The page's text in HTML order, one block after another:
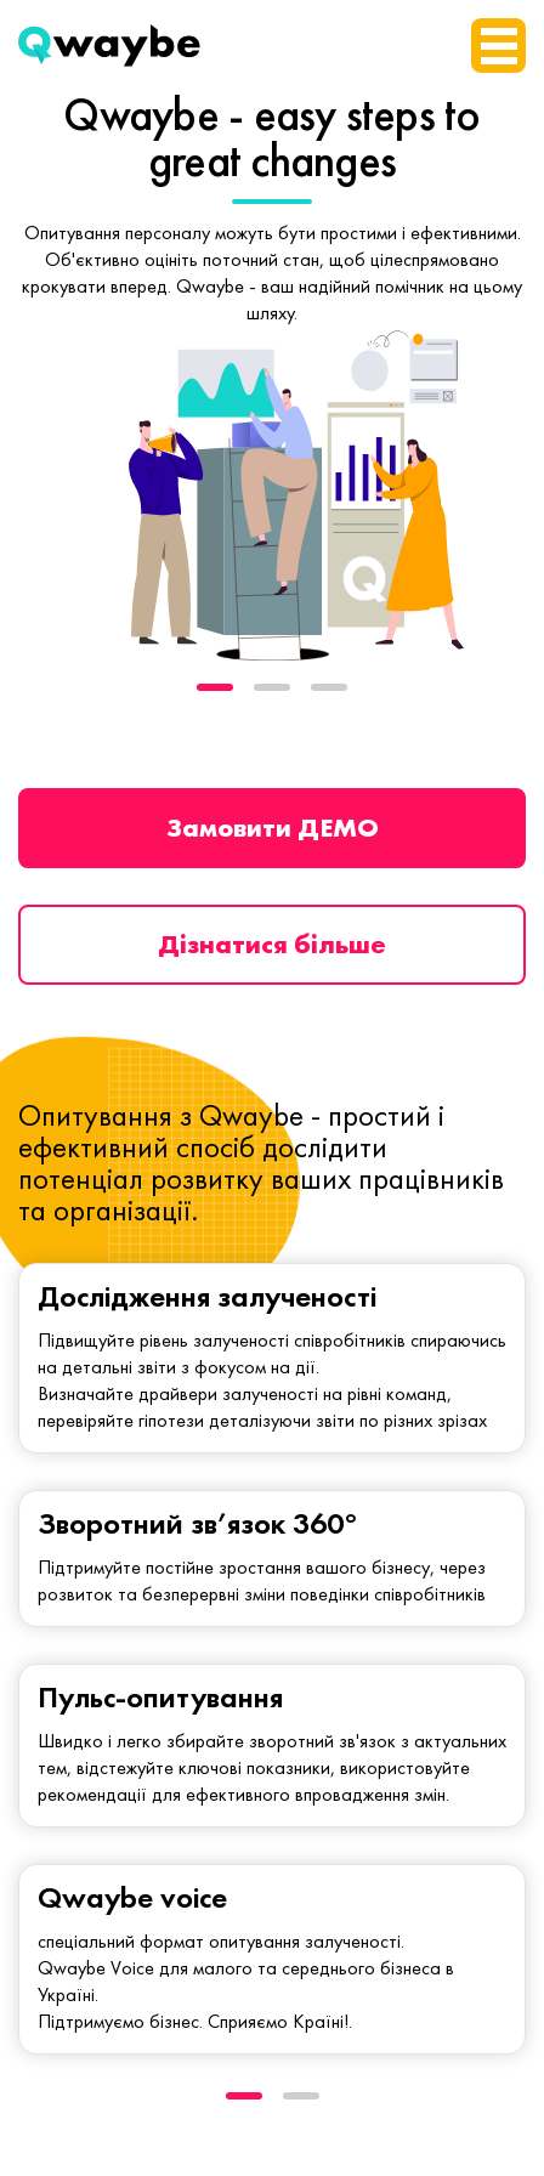
Qwaybe - easy stepsto
great changes
Опитування персоналу можуть бути простими і ефективними.
Об'єктивно оцініть поточний стан, щоб цілеспрямовано
крокувати вперед. Qwaybe - ваш надійний помічник на цьому
шляху.
Замовити ДЕМО
Дізнатися більше
Дослідження залученості
Підвищуйте рівень залученості співробітників спираючись
на детальні звіти з фокусом на дії.
Визначайте драйвери залученості на рівні команд,
перевіряйте гіпотези деталізуючи звіти по різних зрізах
Зворотний зв’язок 360°
Підтримуйте постійне зростання вашого бізнесу, через
розвиток та безперервні зміни поведінки співробітників
Опитування з Qwaybe - простий і
ефективний спосіб дослідити
потенціал розвитку ваших працівників
та організації.
Qwaybe voice
спеціальний формат опитування залученості.
Qwaybe Voice для малого та середнього бізнеса в
Україні.
Підтримуємо бізнес. Сприяємо Країні!.
Пульс-опитування
Швидко і легко збирайте зворотний зв'язок з актуальних
тем, відстежуйте ключові показники, використовуйте
рекомендації для ефективного впровадження змін.